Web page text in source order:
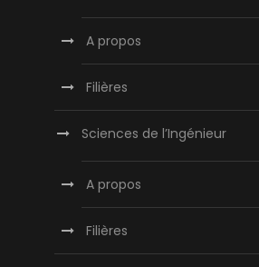
A propos
Filières
Sciences de l’Ingénieur
A propos
Filières